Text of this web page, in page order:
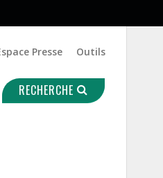
Presse Outils
RECHERCHE